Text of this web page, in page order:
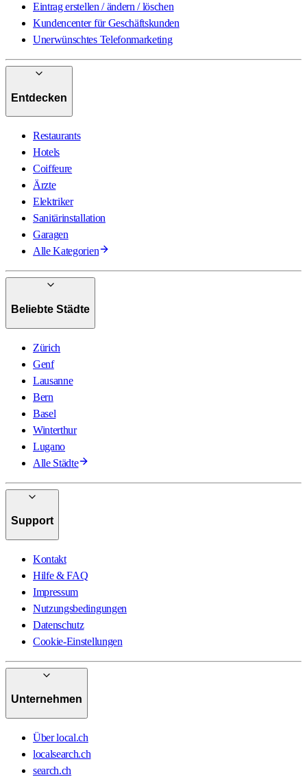
Eintrag erstellen / ändern / löschen
Kundencenter für Geschäftskunden
Unerwünschtes Telefonmarketing
Entdecken
Restaurants
Hotels
Coiffeure
Ärzte
Elektriker
Sanitärinstallation
Garagen
Alle Kategorien
Beliebte Städte
Zürich
Genf
Lausanne
Bern
Basel
Winterthur
Lugano
Alle Städte
Support
Kontakt
Hilfe & FAQ
Impressum
Nutzungsbedingungen
Datenschutz
Cookie-Einstellungen
Unternehmen
Über local.ch
localsearch.ch
search.ch